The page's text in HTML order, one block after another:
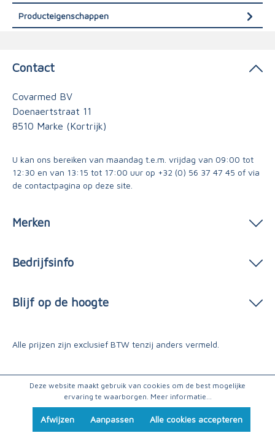
Producteigenschappen
Contact
Covarmed BV
Doenaertstraat 11
8510 Marke (Kortrijk)
U kan ons bereiken van maandag t.e.m. vrijdag van 09:00 tot
12:30 en van 13:15 tot 17:00 uur op +32 (0) 56 37 47 45 of via
de contactpagina op deze site.
Merken
Bedrijfsinfo
Blijf op de hoogte
Alle prijzen zijn exclusief BTW tenzij anders vermeld.
Deze website maakt gebruik van cookies om de best mogelijke
ervaring te waarborgen. Meer informatie...
Afwijzen Aanpassen Alle cookies accepteren